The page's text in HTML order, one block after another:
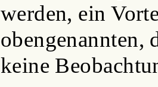
werden, ein
obengenannten,
keine